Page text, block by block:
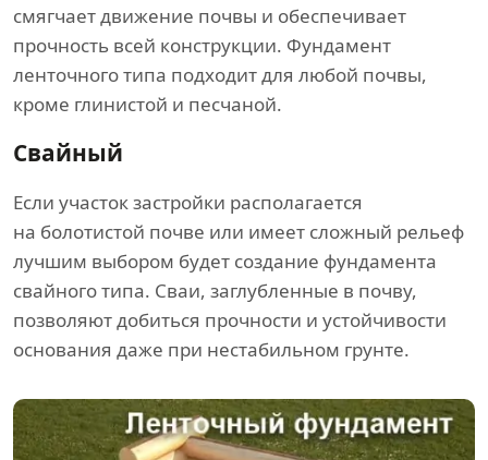
смягчает движение почвы и обеспечивает
прочность всей конструкции. Фундамент
ленточного типа подходит для любой почвы,
кроме глинистой и песчаной.
Свайный
Если участок застройки располагается
на болотистой почве или имеет сложный рельеф
лучшим выбором будет создание фундамента
свайного типа. Сваи, заглубленные в почву,
позволяют добиться прочности и устойчивости
основания даже при нестабильном грунте.